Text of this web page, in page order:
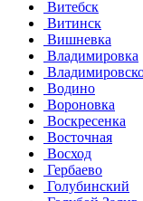
Витебск
Витинск
Вишневка
Владимировка
Водино
Вороновка
Воскресенка
Восточная
Восход
Гербаево
Голубинский